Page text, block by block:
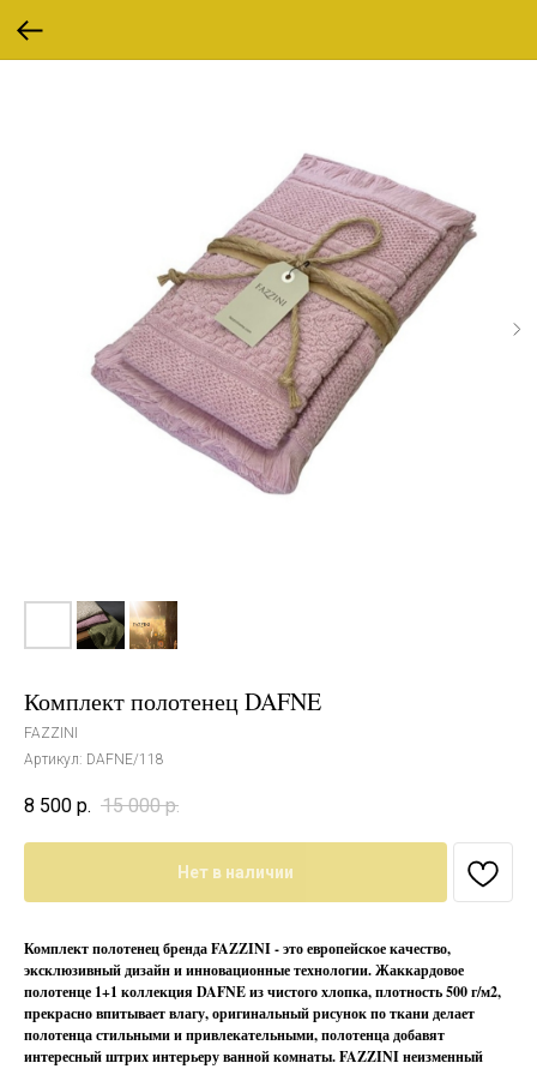
Комплект полотенец DAFNE
FAZZINI
Артикул: DAFNE/118
8 500 р. 15 000 р.
Нет в наличии
Комплект полотенец бренда FAZZINI - это европейское качество,
эксклюзивный дизайн и инновационные технологии. Жаккардовое
полотенце 1+1 коллекция DAFNE из чистого хлопка, плотность 500 г/м2,
прекрасно впитывает влагу, оригинальный рисунок по ткани делает
полотенца стильными и привлекательными, полотенца добавят
интересный штрих интерьеру ванной комнаты. FAZZINI неизменный